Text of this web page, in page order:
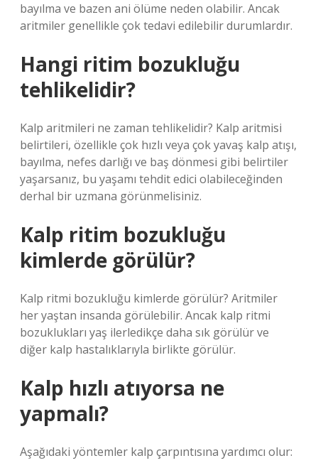
bayılma ve bazen ani ölüme neden olabilir. Ancak
aritmiler genellikle çok tedavi edilebilir durumlardır.
Hangi ritim bozukluğu
tehlikelidir?
Kalp aritmileri ne zaman tehlikelidir? Kalp aritmisi
belirtileri, özellikle çok hızlı veya çok yavaş kalp atışı,
bayılma, nefes darlığı ve baş dönmesi gibi belirtiler
yaşarsanız, bu yaşamı tehdit edici olabileceğinden
derhal bir uzmana görünmelisiniz.
Kalp ritim bozukluğu
kimlerde görülür?
Kalp ritmi bozukluğu kimlerde görülür? Aritmiler
her yaştan insanda görülebilir. Ancak kalp ritmi
bozuklukları yaş ilerledikçe daha sık görülür ve
diğer kalp hastalıklarıyla birlikte görülür.
Kalp hızlı atıyorsa ne
yapmalı?
Aşağıdaki yöntemler kalp çarpıntısına yardımcı olur: